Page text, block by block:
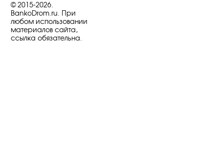
© 2015-2026.
BankoDrom.ru. При
любом использовании
материалов сайта,
ссылка обязательна.